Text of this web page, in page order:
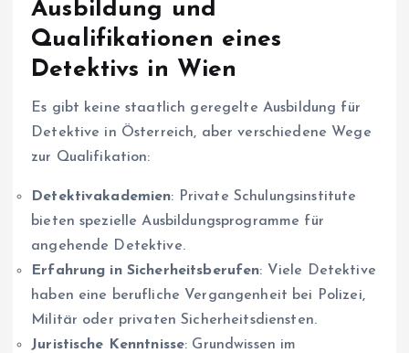
Ausbildung und
Qualifikationen eines
Detektivs in Wien
Es gibt keine staatlich geregelte Ausbildung für
Detektive in Österreich, aber verschiedene Wege
zur Qualifikation:
Detektivakademien: Private Schulungsinstitute
bieten spezielle Ausbildungsprogramme für
angehende Detektive.
Erfahrung in Sicherheitsberufen: Viele Detektive
haben eine berufliche Vergangenheit bei Polizei,
Militär oder privaten Sicherheitsdiensten.
Juristische Kenntnisse: Grundwissen im